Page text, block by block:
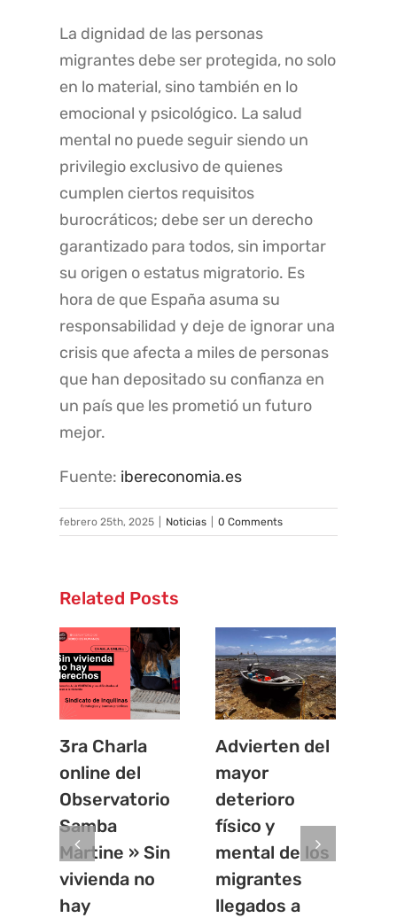
La dignidad de las personas
migrantes debe ser protegida, no solo
en lo material, sino también en lo
emocional y psicológico. La salud
mental no puede seguir siendo un
privilegio exclusivo de quienes
cumplen ciertos requisitos
burocráticos; debe ser un derecho
garantizado para todos, sin importar
su origen o estatus migratorio. Es
hora de que España asuma su
responsabilidad y deje de ignorar una
crisis que afecta a miles de personas
que han depositado su confianza en
un país que les prometió un futuro
mejor.
Fuente: ibereconomia.es
febrero 25th, 2025 Noticias 0 Comments
Related Posts
3ra Charla
online del
Observatorio
Samba
Martine » Sin
vivienda no
hay
Advierten del
mayor
deterioro
físico y
mental de los
migrantes
llegados a